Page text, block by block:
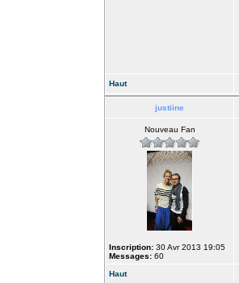
Haut
justiine
Nouveau Fan
Inscription: 30 Avr 2013 19:05
Messages: 60
Haut